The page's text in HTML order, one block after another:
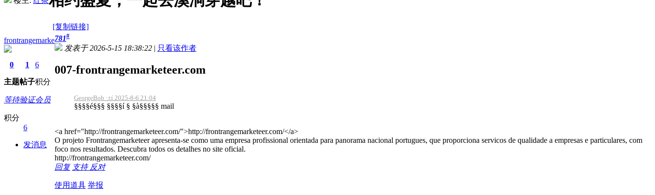
[复制链接]
frontrangemarke
0
主题
1
帖子
6
积分
等待验证会员
积分
6
发消息
781#
发表于 2026-5-15 18:38:22 | 只看该作者
007-frontrangemarketeer.com
GeorgeBob ·±í 2025-8-6 21:04
§§§§é§§§ §§§§í § §à§§§§§ mail
<a href="http://frontrangemarketeer.com/">http://frontrangemarketeer.com/</a>
O projeto Frontrangemarketeer apresenta-se como uma empresa profissional orientada para panorama nacional portugues, que proporciona servicos de qualidade a empresas e particulares, com
foco nos resultados. Descubra todos os detalhes no site oficial.
http://frontrangemarketeer.com/
回复 支持 反对
使用道具 举报